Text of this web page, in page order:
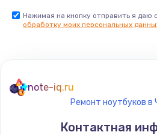
Нажимая на кнопку отправить я даю
обработку моих персональных
note-iq.ru
Ремонт ноутбуков в
Контактная